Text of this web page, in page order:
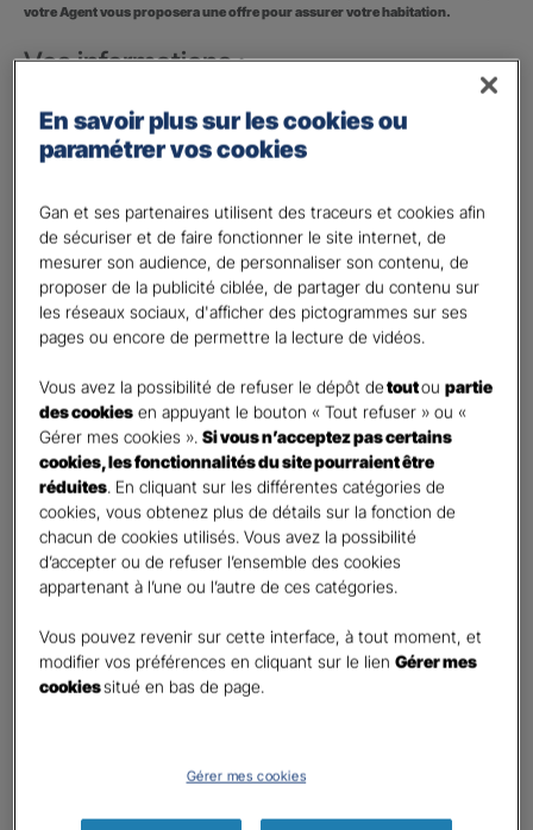
votre Agent vous proposera une offre pour assurer votre habitation.
Vos informations :
Etes-vous déjà client Gan assurances ?*
Oui
Civilité*
Madame
Monsieur
Contact *
First Last
Téléphone*
United
States
+1
E-mail
En cochant cette case et en soumettant ce formulaire,
j'accepte que mes données personnelles soient utilisées
En savoir plus sur les cookies ou
paramétrer vos cookies
Gan et ses partenaires utilisent des traceurs et cookies afin
de sécuriser et de faire fonctionner le site internet, de
mesurer son audience, de personnaliser son contenu, de
proposer de la publicité ciblée, de partager du contenu sur
les réseaux sociaux, d'afficher des pictogrammes sur ses
pages ou encore de permettre la lecture de vidéos.
Vous avez la possibilité de refuser le dépôt detoutoupartie
des cookies en appuyant le bouton « Tout refuser » ou «
Gérer mes cookies ».Si vous n’acceptez pas certains
cookies, les fonctionnalités du site pourraient être
réduites. En cliquant sur les différentes catégories de
cookies, vous obtenez plus de détails sur la fonction de
chacun de cookies utilisés. Vous avez la possibilité
d’accepter ou de refuser l’ensemble des cookies
appartenant à l’une ou l’autre de ces catégories.
Vous pouvez revenir sur cette interface, à tout moment, et
modifier vos préférences en cliquant sur le lienGérer mes
cookiessitué en bas de page.
Gérer mes cookies